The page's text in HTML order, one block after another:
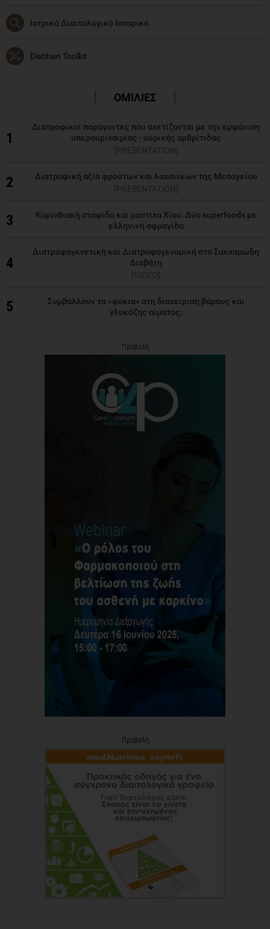
Ιατρικό Διαιτολογικό Ιστορικό
Dietitian Toolkit
ΟΜΙΛΙΕΣ
1
Διατροφικοί παράγοντες που σχετίζονται με την εμφάνιση
υπερουριχαιμίας - ουρικής αρθρίτιδας
[PRESENTATION]
2
Διατροφική αξία φρούτων και λαχανικών της Μεσογείου
[PRESENTATION]
3
Κορινθιακή σταφίδα και μαστίχα Χίου: Δύο superfoods με
ελληνική σφραγίδα
4
Διατροφογενετική και Διατροφογενομική στο Σακχαρώδη
Διαβήτη
[VIDEO]
5
Συμβάλλουν τα «φύκια» στη διαχείριση βάρους και
γλυκόζης αίματος;
Προβολή
Προβολή